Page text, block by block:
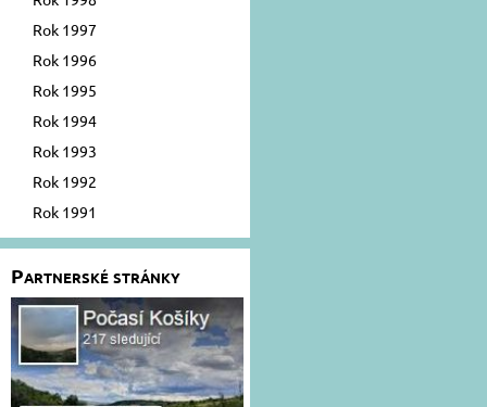
Rok 1997
Rok 1996
Rok 1995
Rok 1994
Rok 1993
Rok 1992
Rok 1991
Partnerské stránky